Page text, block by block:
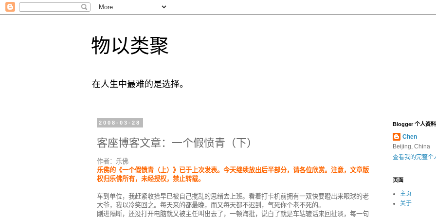
物以类聚
在人生中最难的是选择。
2008-03-28
客座博客文章：一个假愤青（下）
作者：乐佛
乐佛的《一个假愤青（上）》已于上次发表。今天继续放出后半部分，请各位欣赏。注意，文章版
权归乐佛所有，未经授权，禁止转载。
车到单位，我赶紧收拾早已被自己搅乱的思绪去上班。看着打卡机前拥有一双快要瞪出来眼球的老
大爷，我以冷笑回之。每天来的都最晚，而又每天都不迟到，气死你个老不死的。
刚进隔断，还没打开电脑就又被主任叫出去了，一顿海批，说白了就是车轱辘话来回扯淡，每一句
Blogger 个人资料
Chen
Beijing, China
查看我的完整个
页面
主页
关于